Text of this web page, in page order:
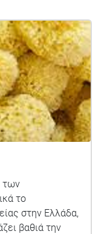
των
το
στην Ελλάδα,
βαθιά την